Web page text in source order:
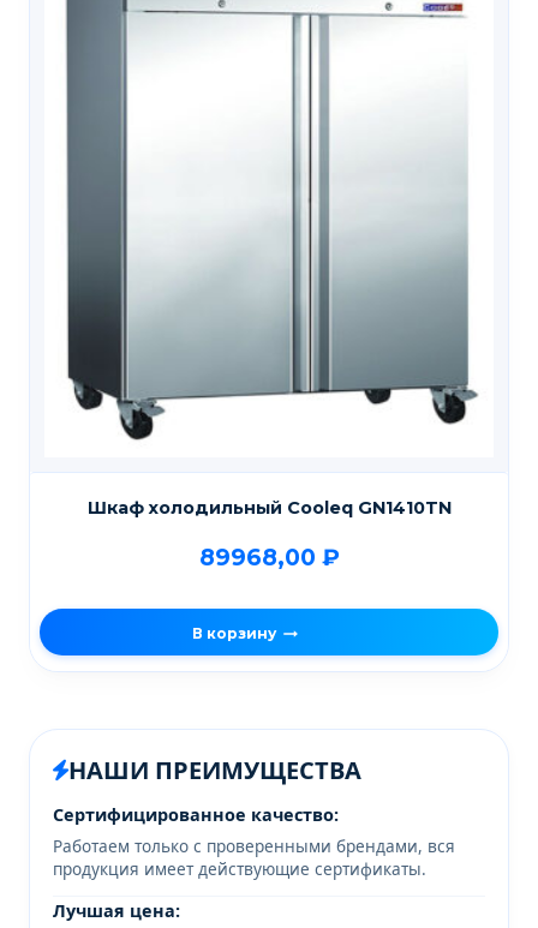
Шкаф холодильный Cooleq GN1410TN
89968,00 ₽
В корзину
НАШИ ПРЕИМУЩЕСТВА
Сертифицированное качество:
Работаем только с проверенными брендами, вся
продукция имеет действующие сертификаты.
Лучшая цена: